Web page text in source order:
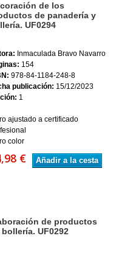
de los
de panadería y
UF0294
Inmaculada Bravo Navarro
154
978-84-1184-248-8
publicación: 15/12/2023
1
ajustado a certificado
color
€ Añadir a la cesta
de productos
bollería. UF0292